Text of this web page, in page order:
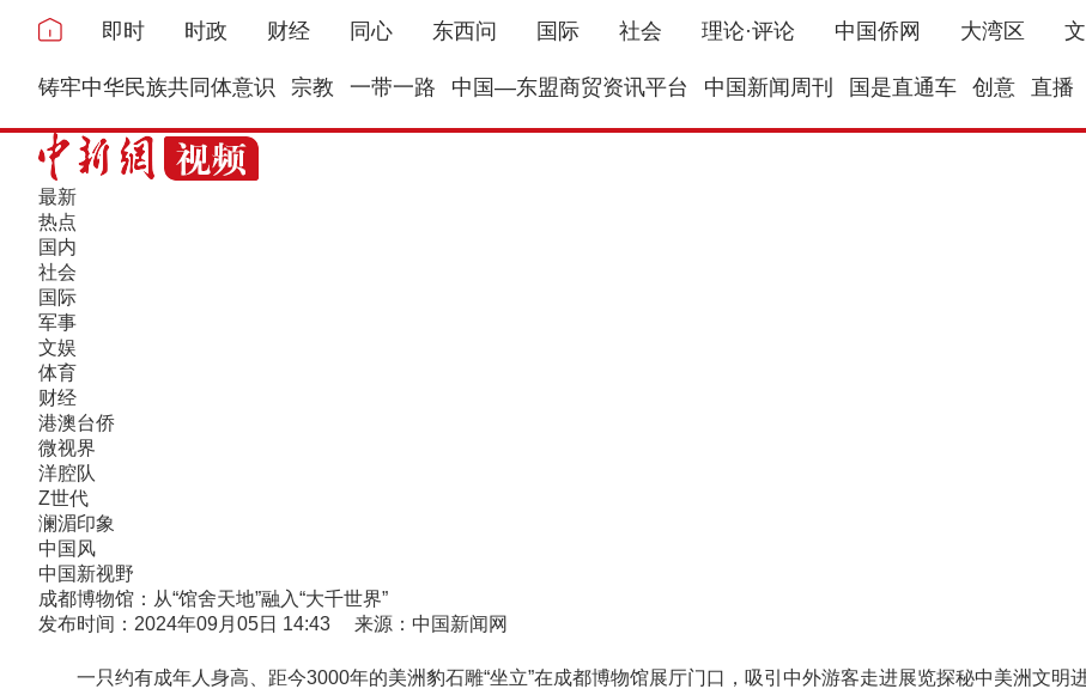
即时 时政 财经 同心 东西问 国际 社会 理论·评论 中国侨网 大湾区
铸牢中华民族共同体意识 宗教 一带一路 中国—东盟商贸资讯平台 中国新闻周刊 国是直通车 创意 直播
最新
热点
国内
社会
国际
军事
文娱
体育
财经
港澳台侨
微视界
洋腔队
Z世代
澜湄印象
中国风
中国新视野
成都博物馆：从“馆舍天地”融入“大千世界”
发布时间：2024年09月05日 14:43 来源：中国新闻网
一只约有成年人身高、距今3000年的美洲豹石雕“坐立”在成都博物馆展厅门口，吸引中外游客走进展览探秘中美洲文明